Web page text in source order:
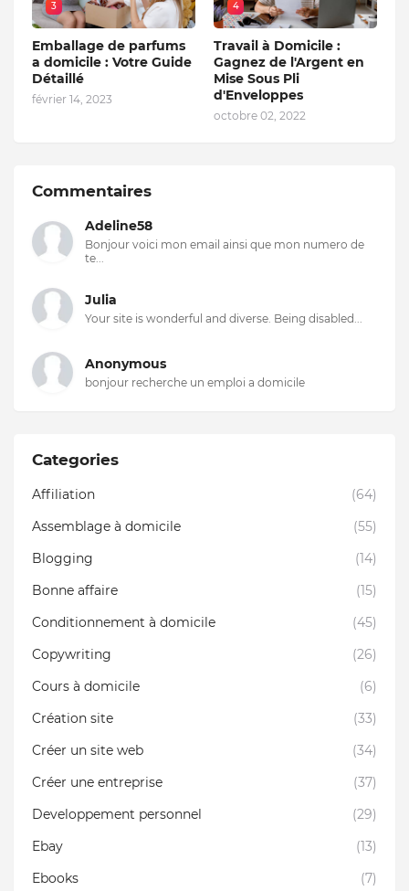
3
Emballage de parfums
a domicile : Votre Guide
Détaillé
février 14, 2023
4
Travail à Domicile :
Gagnez de l'Argent en
Mise Sous Pli
d'Enveloppes
octobre 02, 2022
Commentaires
Adeline58
Bonjour voici mon email ainsi que mon numero de
te...
Julia
Your site is wonderful and diverse. Being disabled...
Anonymous
bonjour recherche un emploi a domicile
Categories
Affiliation
(64)
Assemblage à domicile
(55)
Blogging
(14)
Bonne affaire
(15)
Conditionnement à domicile
(45)
Copywriting
(26)
Cours à domicile
(6)
Création site
(33)
Créer un site web
(34)
Créer une entreprise
(37)
Developpement personnel
(29)
Ebay
(13)
Ebooks
(7)